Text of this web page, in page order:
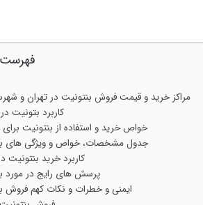
مراکز خرید و قیمت فروش بنتونیت در تهران و
کاربرد بتونیت
خواص خرید و استفاده از بنتونیت
جدول مشخصات، خواص و ویژگی های
کاربرد خرید بنتونیت
پرسش های رایج در مورد
ایمنی و خطرات و نکات کهم فروش